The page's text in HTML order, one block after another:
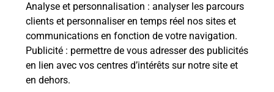
Analyse et personnalisation : analyser les parcours
clients et personnaliser en temps réel nos sites et
communications en fonction de votre navigation.
Publicité : permettre de vous adresser des publicités
en lien avec vos centres d’intérêts sur notre site et
en dehors.
Prochaine collecte du courriersamedi à 08h30
2310 Route Du Corbet
38540
Saint Just Chaleyssin
Itinéraire